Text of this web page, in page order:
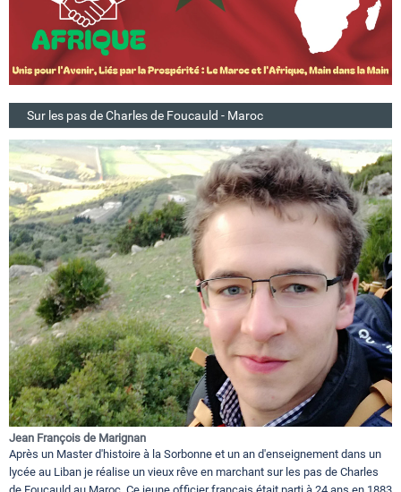
Sur les pas de Charles de Foucauld - Maroc
Jean François de Marignan
Après un Master d'histoire à la Sorbonne et un an d'enseignement dans un
lycée au Liban je réalise un vieux rêve en marchant sur les pas de Charles